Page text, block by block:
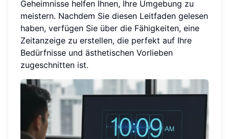
Geheimnisse helfen Ihnen, Ihre Umgebung zu
meistern. Nachdem Sie diesen Leitfaden gelesen
haben, verfügen Sie über die Fähigkeiten, eine
Zeitanzeige zu erstellen, die perfekt auf Ihre
Bedürfnisse und ästhetischen Vorlieben
zugeschnitten ist.